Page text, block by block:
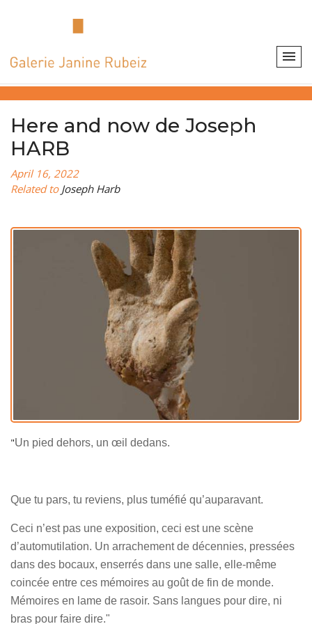
Here and now de Joseph
HARB
April 16, 2022
Related to Joseph Harb
"Un pied dehors, un œil dedans.
Que tu pars, tu reviens, plus tuméfié qu’auparavant.
Ceci n’est pas une exposition, ceci est une scène
d’automutilation. Un arrachement de décennies, pressées
dans des bocaux, enserrés dans une salle, elle-même
coincée entre ces mémoires au goût de fin de monde.
Mémoires en lame de rasoir. Sans langues pour dire, ni
bras pour faire dire."